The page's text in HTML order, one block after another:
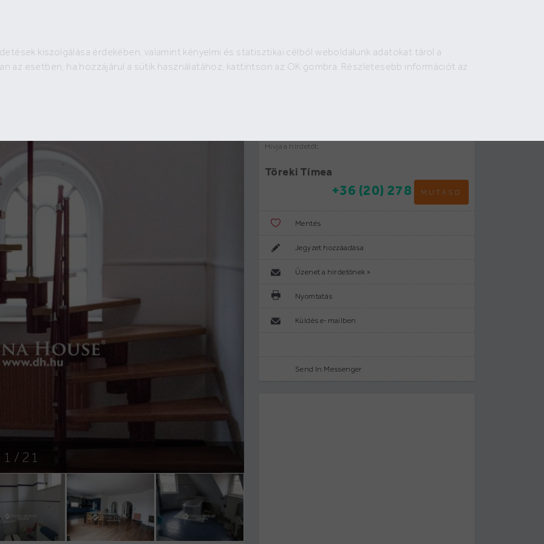
kiszolgálása érdekében, valamint kényelmi és statisztikai célból weboldalunk adatokat tárol a
az esetben, ha hozzájárul a sütik használatához, kattintson az OK gombra. Részletesebb információt az
2 e €
1 / 21
Hirdető:
Hívja a hirdetőt:
Töreki Tímea
MUTASD
+36 (20) 278
Mentés
Jegyzet hozzáadása
Üzenet a hirdetőnek »
Nyomtatás
Küldés e-mailben
Send In Messenger